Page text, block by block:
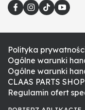
Polityka
Ogólne warunki
Ogólne warunki
CLAAS PARTS SHOP
Regulamin ofert